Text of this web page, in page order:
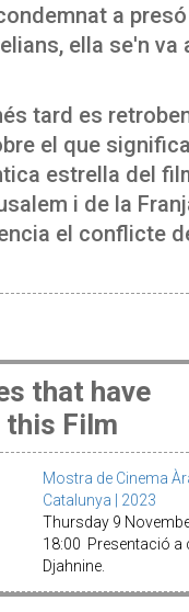
a
ella se'n va
tard es
el que
estrella del
i de la
el conflicte
that have
this Film
Mostra de Cinema
Catalunya | 2023
Thursday 9
18:00 Presentació a
Djahnine.